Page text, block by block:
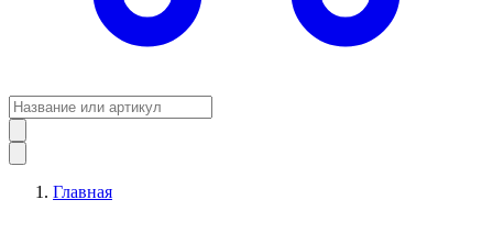
Главная